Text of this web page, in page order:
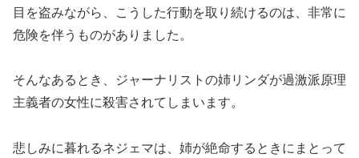
目を盗みながら、こうした行動を取り続けるのは、非常に
危険を伴うものがありました。
そんなあるとき、ジャーナリストの姉リンダが過激派原理
主義者の女性に殺害されてしまいます。
悲しみに暮れるネジェマは、姉が絶命するときにまとって